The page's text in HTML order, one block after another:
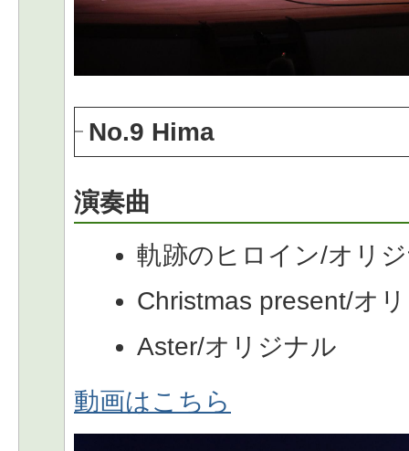
No.9 Hima
演奏曲
軌跡のヒロイン/オリ
Christmas present/オ
Aster/オリジナル
動画はこちら